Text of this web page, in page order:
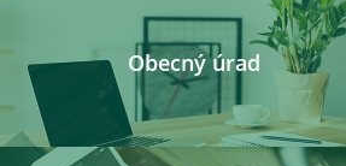
Obecný úrad